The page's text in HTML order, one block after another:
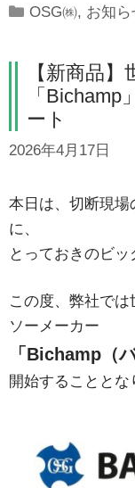
Categories
OSG㈱, お知ら
【新商品
「
ート
2026年4月17日
本日は、切断現場
に、
とっておきのビッ
この度、弊社で
ソーメーカー
「Bichamp（
開始することとな